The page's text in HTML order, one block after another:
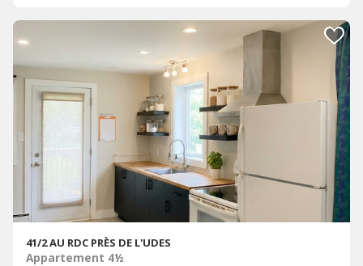
41/2 AU RDC PRÈS DE L'UDES
Appartement 4½